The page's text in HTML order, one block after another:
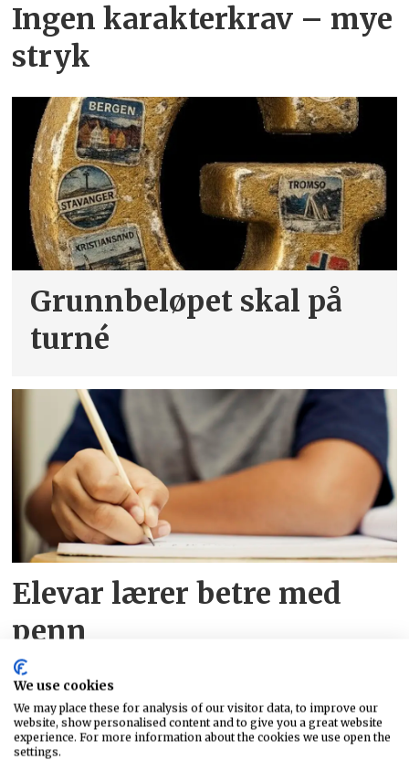
Ingen karakterkrav – mye
stryk
Grunnbeløpet skal på
turné
Elevar lærer betre med
penn
We use cookies
We may place these for analysis of our visitor data, to improve our
website, show personalised content and to give you a great website
experience. For more information about the cookies we use open the
settings.